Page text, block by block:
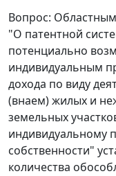
Вопрос:
"О патентной
потенциально
индивидуальным
дохода по виду
(внаем) жилых и
земельных
индивидуальному
собственности"
количества